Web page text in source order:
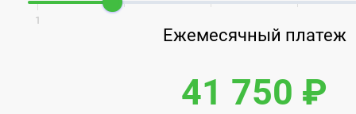
1
Ежемесячный платеж
41 750 ₽